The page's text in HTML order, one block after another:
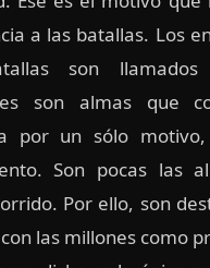
a las batallas. Los
son llamados
son almas que
por un sólo
Son pocas las
Por ello, son
las millones como